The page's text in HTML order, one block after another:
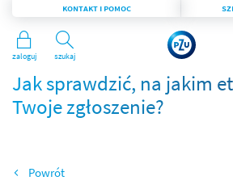
Szukaj
KONTAKT I POMOC
Zaloguj
Jak sprawdzić, na jakim
Twoje zgłoszenie?
Wróć